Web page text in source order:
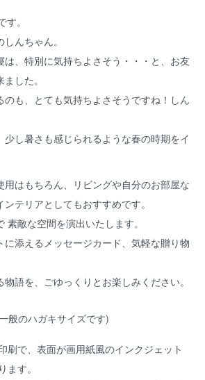
す。
んちゃん。
は、特別に気持ちよさそう・・・と、お友
した。
のも、とても気持ちよさそうですね！しん
し暑さも感じられるような春の時期をイ
用はもちろん、リビングや自分のお部屋な
テリアとしてもおすすめです。
素敵な空間を演出いたします。
に添えるメッセージカード、気軽な贈り物
語を、ごゆっくりとお楽しみください。
般のハガキサイズです)
刷で、表面が画用紙風のインクジェット
ます。